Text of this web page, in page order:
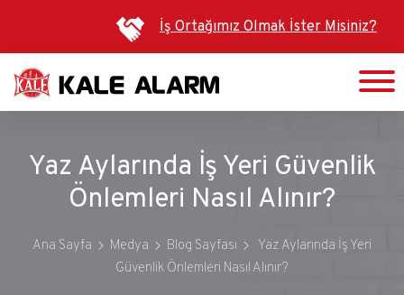
atla
İş Ortağımız Olmak İster Misiniz?
Yaz Aylarında İş Yeri Güvenlik
Önlemleri Nasıl Alınır?
Ana Sayfa Medya Blog Sayfası
Yaz Aylarında İş Yeri
Güvenlik Önlemleri Nasıl Alınır?